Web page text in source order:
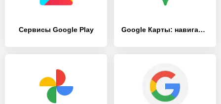
Сервисы Google Play Google Карты: навигация и общественный транспорт